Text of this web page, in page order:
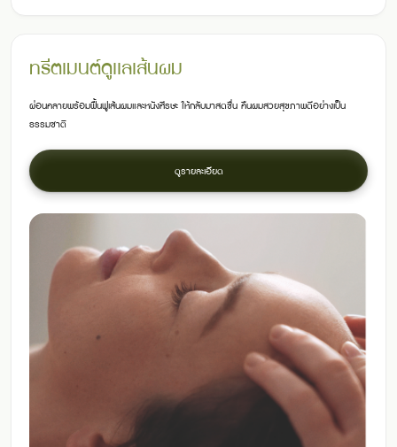
ทรีตเมนต์ดูเเลเส้นผม
ผ่อนคลายพร้อมฟื้นฟูเส้นผมและหนังศีรษะ ให้กลับมาสดชื่น คืนผมสวยสุขภาพดีอย่างเป็น
ธรรมชาติ
ดูรายละเอียด